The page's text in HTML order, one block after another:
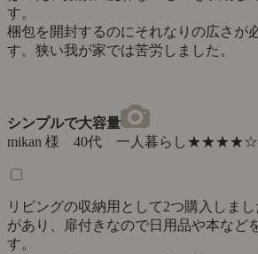
す。
梱包を開封するのにそれなりの広さが
す。狭い我が家では苦労しました。
シンプルで大容量
mikan 様 40代 一人暮らし★★★★☆
リビングの収納用として2つ購入しま
があり、扉付きなので日用品や本など
す。